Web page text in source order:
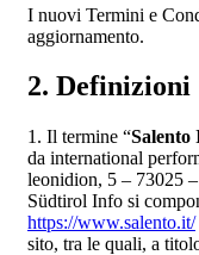
I nuovi Termini e
aggiornamento.
2. Definizioni
1. Il termine “Salento
da international
leonidion, 5 – 73025
Südtirol Info si
https://www.salento.it/
sito, tra le quali, a